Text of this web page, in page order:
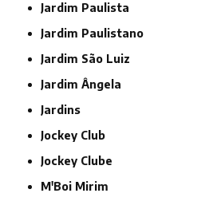
Jardim Paulista
Jardim Paulistano
Jardim São Luiz
Jardim Ângela
Jardins
Jockey Club
Jockey Clube
M'Boi Mirim